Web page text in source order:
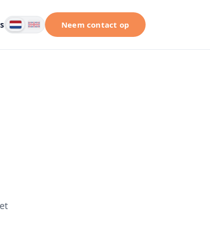
Neem contact op